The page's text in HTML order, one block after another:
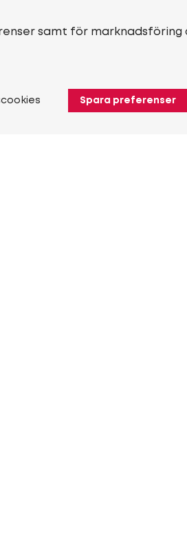
samt för marknadsföring
Spara preferenser